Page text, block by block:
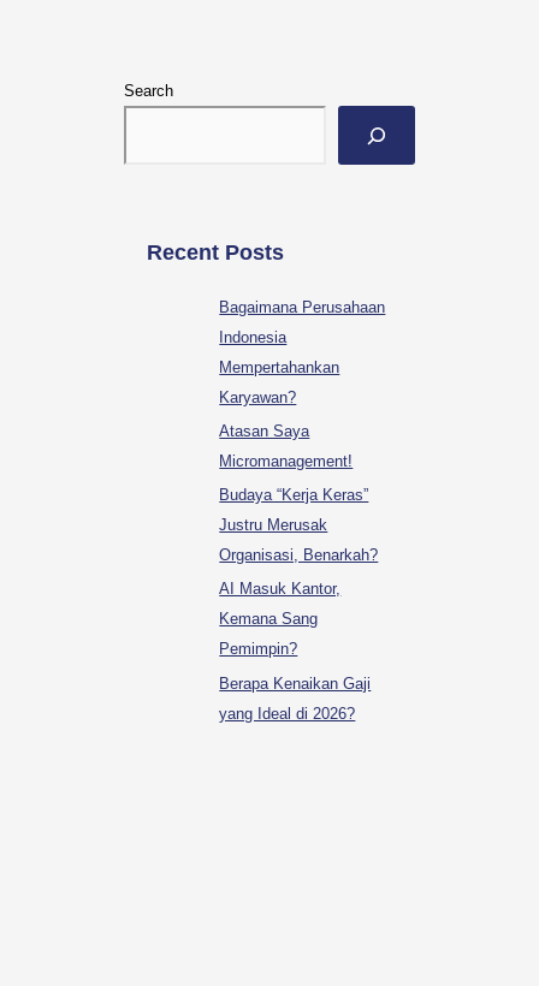
Search
Recent Posts
Bagaimana Perusahaan
Indonesia
Mempertahankan
Karyawan?
Atasan Saya
Micromanagement!
Budaya “Kerja Keras”
Justru Merusak
Organisasi, Benarkah?
AI Masuk Kantor,
Kemana Sang
Pemimpin?
Berapa Kenaikan Gaji
yang Ideal di 2026?